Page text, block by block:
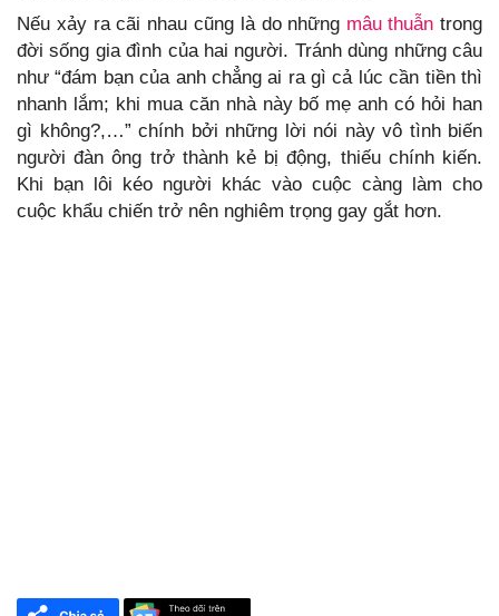
Nếu xảy ra cãi nhau cũng là do những mâu thuẫn trong
đời sống gia đình của hai người. Tránh dùng những câu
như “đám bạn của anh chẳng ai ra gì cả lúc cần tiền thì
nhanh lắm; khi mua căn nhà này bố mẹ anh có hỏi han
gì không?,…” chính bởi những lời nói này vô tình biến
người đàn ông trở thành kẻ bị động, thiếu chính kiến.
Khi bạn lôi kéo người khác vào cuộc càng làm cho
cuộc khẩu chiến trở nên nghiêm trọng gay gắt hơn.